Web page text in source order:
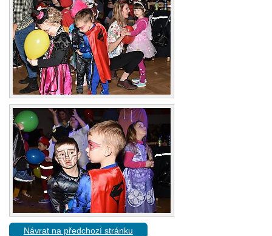
Návrat na předchozí stránku